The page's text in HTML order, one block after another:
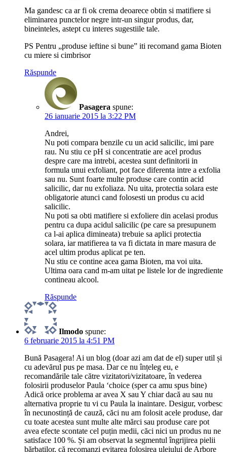
Ma gandesc ca ar fi ok crema deoarece obtin si matifiere si
eliminarea punctelor negre intr-un singur produs, dar,
bineinteles, astept cu interes sugestiile tale.
PS Pentru „produse ieftine si bune” iti recomand gama Bioten
cu miere si cimbrisor
Răspunde
Pasagera spune:
26 ianuarie 2015 la 3:22 PM
Andrei,
Nu poti compara benzile cu un acid salicilic, imi pare
rau. Nu stiu ce pH si concentratie are acel produs
despre care ma intrebi, acestea sunt definitorii in
formula unui exfoliant, pot face diferenta intre a exfolia
sau nu. Sunt foarte multe produse care contin acid
salicilic, dar nu exfoliaza. Nu uita, protectia solara este
obligatorie atunci cand folosesti un produs cu acid
salicilic.
Nu poti sa obti matifiere si exfoliere din acelasi produs
pentru ca dupa acidul salicilic (pe care sa presupunem
ca l-ai aplica dimineata) trebuie sa aplici protectia
solara, iar matifierea ta va fi dictata in mare masura de
acel ultim produs aplicat pe ten.
Nu stiu ce contine acea gama Bioten, ma voi uita.
Ultima oara cand m-am uitat pe listele lor de ingrediente
contineau alcool.
Răspunde
Ilmodo spune:
6 februarie 2015 la 4:51 PM
Bună Pasagera! Ai un blog (doar azi am dat de el) super util și
cu adevărul pus pe masa. Dar ce nu înțeleg eu, e
recomandările tale către vizitatori/vizitatoare, în vederea
folosirii produselor Paula ‘choice (sper ca amu spus bine)
Adică orice problema ar avea X sau Y chiar dacă au sau nu
alternativa proprie tu vi cu Paula la inaintare. Desigur, vorbesc
în necunostință de cauză, căci nu am folosit acele produse, dar
cu toate acestea sunt multe alte mărci sau produse care pot
avea efecte scontate cel puțin medii, căci nici un produs nu ne
satisface 100 %. Și am observat la segmentul îngrijirea pielii
bărbaților, că recomanzi evitarea folosirea uleiului de Arbore